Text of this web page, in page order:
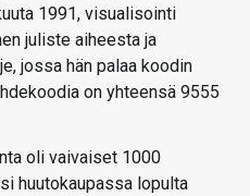
1991, visualisointi
juliste aiheesta ja
jossa hän palaa koodin
on yhteensä 9555
oli vaivaiset 1000
huutokaupassa lopulta